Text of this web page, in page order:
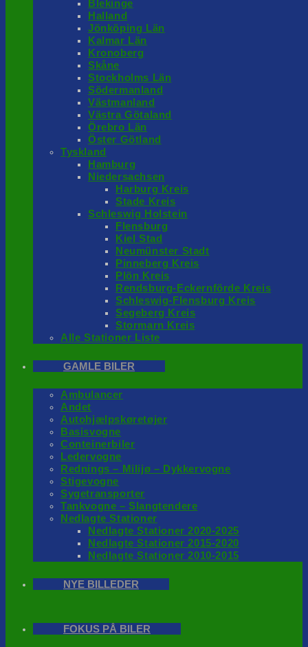
Blekinge
Halland
Jönköping Län
Kalmar Län
Kronoberg
Skåne
Stockholms Län
Södermanland
Västmanland
Västra Götaland
Örebro Län
Öster Götland
Tyskland
Hamburg
Niedersachsen
Harburg Kreis
Stade Kreis
Schleswig Holstein
Flensburg
Kiel Stad
Neumünster Stadt
Pinneberg Kreis
Plön Kreis
Rendsburg-Eckernförde Kreis
Schleswig-Flensburg Kreis
Segeberg Kreis
Stormarn Kreis
Alle Stationer Liste
GAMLE BILER
Ambulancer
Andet
Autohjælpskøretøjer
Basisvogne
Conteinerbiler
Ledervogne
Rednings – Milijø – Dykkervogne
Stigevogne
Sygetransporter
Tankvogne – Slangtendere
Nedlagte Stationer
Nedlagte Stationer 2020-2025
Nedlagte Stationer 2015-2020
Nedlagte Stationer 2010-2015
NYE BILLEDER
FOKUS PÅ BILER